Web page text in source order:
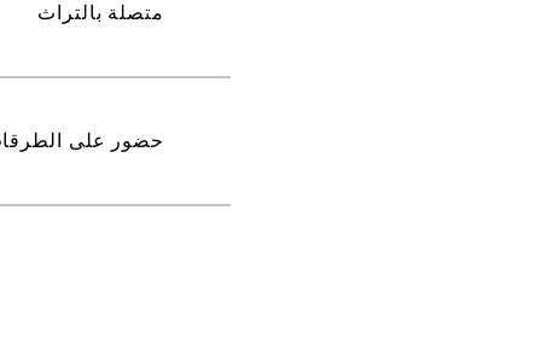
متصلة بالتراث
حضور على